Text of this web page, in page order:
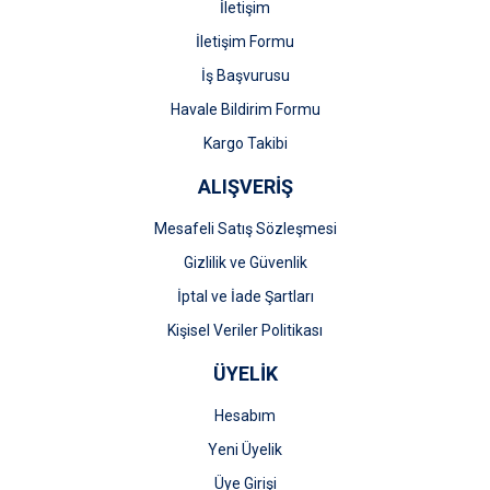
Gönder
İletişim
İletişim Formu
İş Başvurusu
Havale Bildirim Formu
Kargo Takibi
ALIŞVERİŞ
Mesafeli Satış Sözleşmesi
Gizlilik ve Güvenlik
İptal ve İade Şartları
Kişisel Veriler Politikası
ÜYELİK
Hesabım
Yeni Üyelik
Üye Girişi